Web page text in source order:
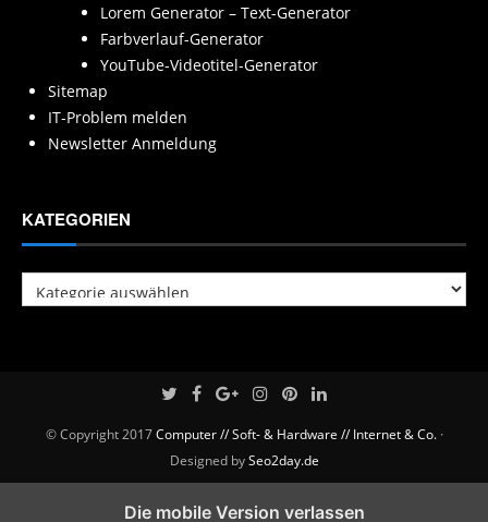
Lorem Generator – Text-Generator
Farbverlauf-Generator
YouTube-Videotitel-Generator
Sitemap
IT-Problem melden
Newsletter Anmeldung
KATEGORIEN
Kategorien
© Copyright 2017Computer // Soft- & Hardware // Internet & Co.·
Designed bySeo2day.de
Die mobile Version verlassen